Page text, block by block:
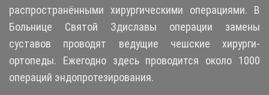
распространёнными хирургическими операциями. В
Больнице Святой Здиславы операции замены
суставов проводят ведущие чешские хирурги-
ортопеды. Ежегодно здесь проводится около 1000
операций эндопротезирования.